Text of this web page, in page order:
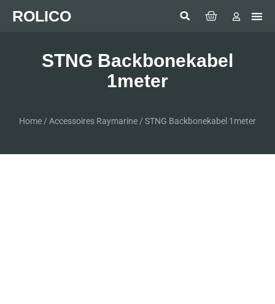
ROLICO
STNG Backbonekabel
1meter
Home / Accessoires Raymarine / STNG Backbonekabel 1meter